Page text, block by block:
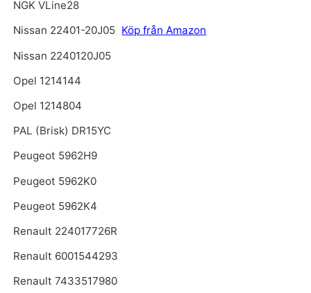
NGK VLine28
Nissan 22401-20J05 Köp från Amazon
Nissan 2240120J05
Opel 1214144
Opel 1214804
PAL (Brisk) DR15YC
Peugeot 5962H9
Peugeot 5962K0
Peugeot 5962K4
Renault 224017726R
Renault 6001544293
Renault 7433517980